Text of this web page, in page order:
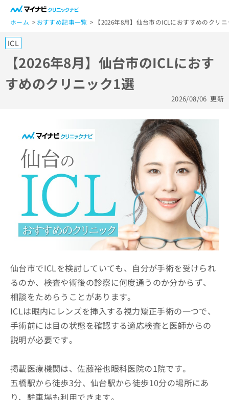
ホーム おすすめ記事一覧 【2026年8月】仙台市のICLにおすすめのクリ
ICL
【2026年8月】仙台市のICLにおす
すめのクリニック1選
2026/08/06 更新
仙台市でICLを検討していても、自分が手術を受けられ
るのか、検査や術後の診察に何度通うのか分からず、
相談をためらうことがあります。
ICLは眼内にレンズを挿入する視力矯正手術の一つで、
手術前には目の状態を確認する適応検査と医師からの
説明が必要です。
掲載医療機関は、佐藤裕也眼科医院の1院です。
五橋駅から徒歩3分、仙台駅から徒歩10分の場所にあ
り、駐車場も利用できます。
一
般
ー
ザ
ー
の
方
ニ
ッ
ビ
に
関
す
る
お
問
い
合
せ
は
こ
ら
広
告
出
稿
の
い
合
わ
広
告
代
理
店
は
こ
ち